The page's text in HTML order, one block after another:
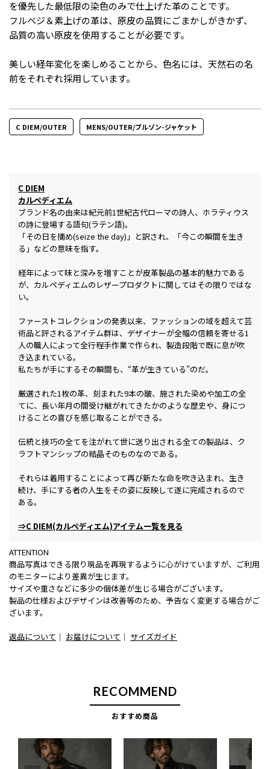
を優先した最低限の染色のみで仕上げた革のことです。
フルベジ＆素上げの革は、原皮の品質にごまかしがきかず、
品質の高い原皮を使用することが必要です。
美しい経年変化を楽しめることから、色名には、天然石の名
前をそれぞれ採用しています。
C DIEM/OUTER MENS/OUTER/ブルゾン-ジャケット
C DIEM
カルペディエム
ブランド名の由来は紀元前1世紀古代ローマの詩人、ホラティウス
の詩に登場する語句(ラテン語)。
「その日を摘め(seize the day)」と訳され、「今この瞬間を生き
る」などの意味を指す。
経年によって味と深みを増すことが皮革製品の基本的魅力である
が、カルペディエムのレザープロダクトに関してはその限りではな
い。
ファーストコレクションの発表以来、ファッションの域を超えて芸
術品と評されるアイテム群は、デザイナーが全幅の信頼を寄せる1
人の職人によって全行程手作業で作られ、製造段階で既に息が吹
き込まれている。
私たちが手にするその瞬間も、“革が生きている”のだ。
厳選された1枚の革、刻まれた9本の皺、施された染めや加工の全
てに、長い年月の間受け継がれてきたかのような歴史や、身につ
けることの喜びを感じ取ることができる。
伝統と技巧の全てを注がれて世に送り出される全ての製品は、ク
ラフトマンシップの結晶そのものなのである。
それらは着用することによって再び新たな命を吹き込まれ、生き
続け、手にする者の人生をその姿に反映して遂に完成されるので
ある。
⇒C DIEM(カルペディエム)アイテム一覧を見る
ATTENTION
商品写真はできる限り現品を再現するように心がけていますが、ご利用
のモニターにより差異が生じます。
サイズや重さなどに多少の個体差が生じる場合がございます。
製品の仕様およびデザインは改善等のため、予告なく変更する場合がご
ざいます。
返品について ｜ お届けについて ｜ サイズガイド
RECOMMEND
おすすめ商品